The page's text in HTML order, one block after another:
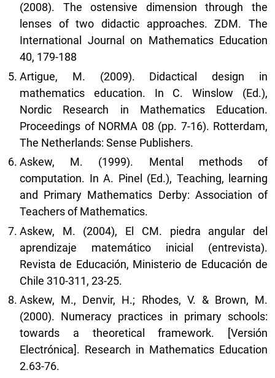
(2008). The ostensive dimension through the
lenses of two didactic approaches. ZDM. The
International Journal on Mathematics Education
40, 179-188
Artigue, M. (2009). Didactical design in
mathematics education. In C. Winslow (Ed.),
Nordic Research in Mathematics Education.
Proceedings of NORMA 08 (pp. 7-16). Rotterdam,
The Netherlands: Sense Publishers.
Askew, M. (1999). Mental methods of
computation. In A. Pinel (Ed.), Teaching, learning
and Primary Mathematics Derby: Association of
Teachers of Mathematics.
Askew, M. (2004), El CM. piedra angular del
aprendizaje matemático inicial (entrevista).
Revista de Educación, Ministerio de Educación de
Chile 310-311, 23-25.
Askew, M., Denvir, H.; Rhodes, V. & Brown, M.
(2000). Numeracy practices in primary schools:
towards a theoretical framework. [Versión
Electrónica]. Research in Mathematics Education
2.63-76.